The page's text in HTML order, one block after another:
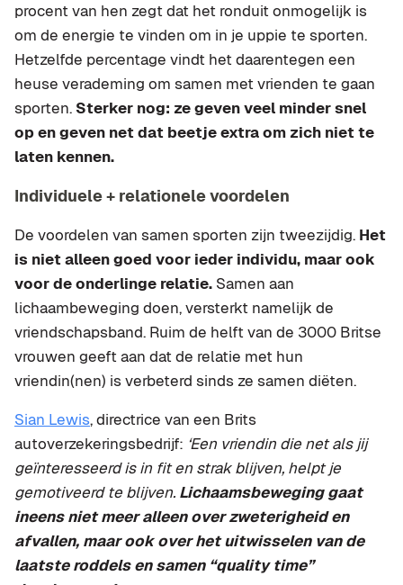
procent van hen zegt dat het ronduit onmogelijk is
om de energie te vinden om in je uppie te sporten.
Hetzelfde percentage vindt het daarentegen een
heuse verademing om samen met vrienden te gaan
sporten. Sterker nog: ze geven veel minder snel
op en geven net dat beetje extra om zich niet te
laten kennen.
Individuele + relationele voordelen
De voordelen van samen sporten zijn tweezijdig. Het
is niet alleen goed voor ieder individu, maar ook
voor de onderlinge relatie. Samen aan
lichaambeweging doen, versterkt namelijk de
vriendschapsband. Ruim de helft van de 3000 Britse
vrouwen geeft aan dat de relatie met hun
vriendin(nen) is verbeterd sinds ze samen diëten.
Sian Lewis, directrice van een Brits
autoverzekeringsbedrijf: ‘Een vriendin die net als jij
geïnteresseerd is in fit en strak blijven, helpt je
gemotiveerd te blijven. Lichaamsbeweging gaat
ineens niet meer alleen over zweterigheid en
afvallen, maar ook over het uitwisselen van de
laatste roddels en samen “quality time”